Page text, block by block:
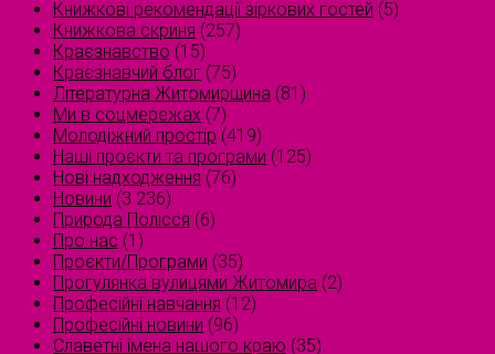
Книжкові рекомендації зіркових гостей (5)
Книжкова скриня (257)
Краєзнавство (15)
Краєзнавчий блог (75)
Літературна Житомирщина (81)
Ми в соцмережах (7)
Молодіжний простір (419)
Наші проєкти та програми (125)
Нові надходження (76)
Новини (3 236)
Природа Полісся (6)
Про нас (1)
Проєкти/Програми (35)
Прогулянка вулицями Житомира (2)
Професійні навчання (12)
Професійні новини (96)
Славетні імена нашого краю (35)